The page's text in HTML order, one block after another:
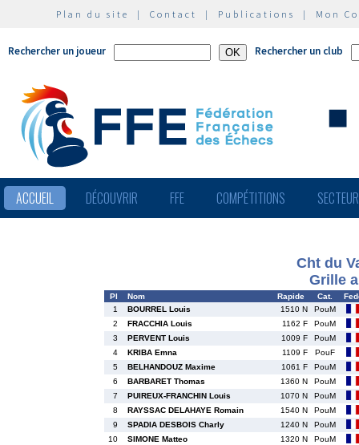
Plan du site | Contact | Publications | Mon
Rechercher un joueur Rechercher un club
ACCUEIL DÉCOUVRIR FFE COMPÉTITIONS
Cht du
Grille
Pl Nom Rapide Cat.
1
BOURREL Louis 1510 N
PouM
2
FRACCHIA Louis 1162 F
PouM
3
PERVENT Louis 1009 F
PouM
4
KRIBA Emna 1109 F
PouF
5
BELHANDOUZ Maxime 1061 F
PouM
6
BARBARET Thomas 1360 N
PouM
7
PUIREUX-FRANCHIN Louis 1070 N
PouM
8
RAYSSAC DELAHAYE Romain 1540 N
PouM
9
SPADIA DESBOIS Charly 1240 N
PouM
10
SIMONE Matteo 1320 N
PouM